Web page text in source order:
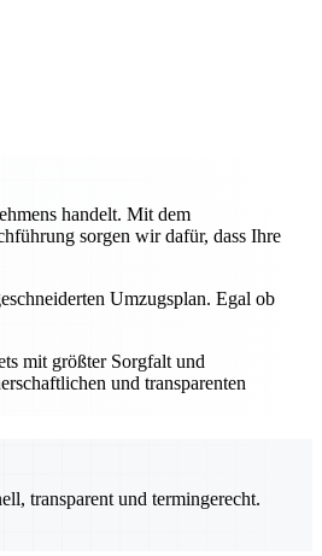
handelt. Mit dem
sorgen wir dafür, dass Ihre
Umzugsplan. Egal ob
mit größter Sorgfalt und
und transparenten
transparent und termingerecht.